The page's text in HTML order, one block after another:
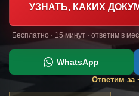
УЗНАТЬ, КАКИХ
Бесплатно · 15 минут · ответим в
WhatsApp
Ответим за